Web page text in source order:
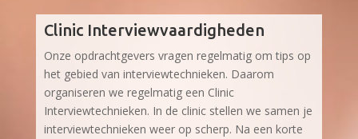
Clinic Interviewvaardigheden
Onze opdrachtgevers vragen regelmatig om tips op
het gebied van interviewtechnieken. Daarom
organiseren we regelmatig een Clinic
Interviewtechnieken. In de clinic stellen we samen je
interviewtechnieken weer op scherp. Na een korte